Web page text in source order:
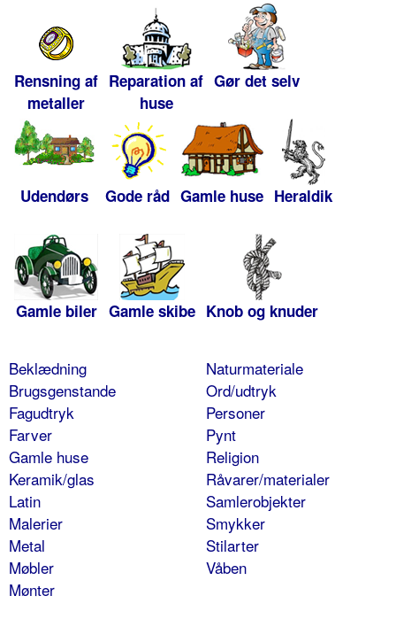
Rensning af
metaller
Reparation af
huse
Gør det selv
Udendørs Gode råd Gamle huse Heraldik
Gamle biler Gamle skibe Knob og knuder
Beklædning
Brugsgenstande
Fagudtryk
Farver
Gamle huse
Keramik/glas
Latin
Malerier
Metal
Møbler
Mønter
Naturmateriale
Ord/udtryk
Personer
Pynt
Religion
Råvarer/materialer
Samlerobjekter
Smykker
Stilarter
Våben